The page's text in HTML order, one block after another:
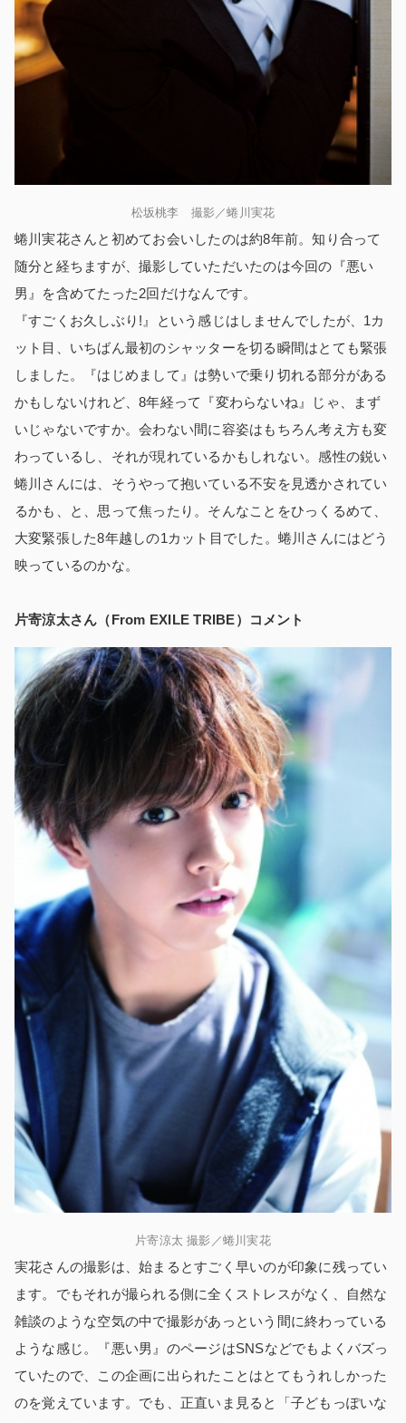
松坂桃李 撮影／蜷川実花
蜷川実花さんと初めてお会いしたのは約8年前。知り合って
随分と経ちますが、撮影していただいたのは今回の『悪い
男』を含めてたった2回だけなんです。
『すごくお久しぶり!』という感じはしませんでしたが、1カ
ット目、いちばん最初のシャッターを切る瞬間はとても緊張
しました。『はじめまして』は勢いで乗り切れる部分がある
かもしないけれど、8年経って『変わらないね』じゃ、まず
いじゃないですか。会わない間に容姿はもちろん考え方も変
わっているし、それが現れているかもしれない。感性の鋭い
蜷川さんには、そうやって抱いている不安を見透かされてい
るかも、と、思って焦ったり。そんなことをひっくるめて、
大変緊張した8年越しの1カット目でした。蜷川さんにはどう
映っているのかな。
片寄涼太さん（From EXILE TRIBE）コメント
片寄涼太 撮影／蜷川実花
実花さんの撮影は、始まるとすごく早いのが印象に残ってい
ます。でもそれが撮られる側に全くストレスがなく、自然な
雑談のような空気の中で撮影があっという間に終わっている
ような感じ。『悪い男』のページはSNSなどでもよくバズっ
ていたので、この企画に出られたことはとてもうれしかった
のを覚えています。でも、正直いま見ると「子どもっぽいな